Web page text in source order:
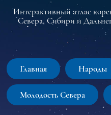
Интерактивный атлас
Севера, Сибири и
Главная Народы
Молодость Севера